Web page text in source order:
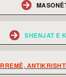
SHENJAT E